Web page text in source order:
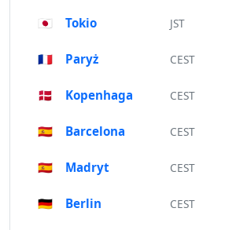
🇯🇵 Tokio JST
🇫🇷 Paryż CEST
🇩🇰 Kopenhaga CEST
🇪🇸 Barcelona CEST
🇪🇸 Madryt CEST
🇩🇪 Berlin CEST